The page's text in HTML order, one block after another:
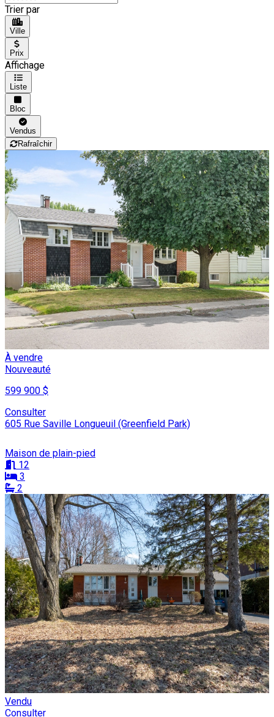
Trier par
Ville
Prix
Affichage
Liste
Bloc
Vendus
Rafraîchir
À vendre
Nouveauté
599 900 $
Consulter
605 Rue Saville Longueuil (Greenfield Park)
Maison de plain-pied
12
3
2
Vendu
Consulter